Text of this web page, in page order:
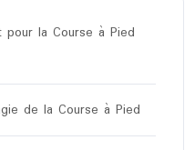
pour la Course à Pied
de la Course à Pied